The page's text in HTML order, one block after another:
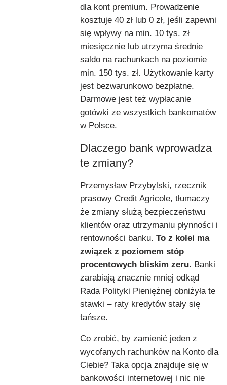
dla kont premium. Prowadzenie
kosztuje 40 zł lub 0 zł, jeśli zapewni
się wpływy na min. 10 tys. zł
miesięcznie lub utrzyma średnie
saldo na rachunkach na poziomie
min. 150 tys. zł. Użytkowanie karty
jest bezwarunkowo bezpłatne.
Darmowe jest też wypłacanie
gotówki ze wszystkich bankomatów
w Polsce.
Dlaczego bank wprowadza
te zmiany?
Przemysław Przybylski, rzecznik
prasowy Credit Agricole, tłumaczy
że zmiany służą bezpieczeństwu
klientów oraz utrzymaniu płynności i
rentowności banku. To z kolei ma
związek z poziomem stóp
procentowych bliskim zeru. Banki
zarabiają znacznie mniej odkąd
Rada Polityki Pieniężnej obniżyła te
stawki – raty kredytów stały się
tańsze.
Co zrobić, by zamienić jeden z
wycofanych rachunków na Konto dla
Ciebie? Taka opcja znajduje się w
bankowości internetowej i nic nie